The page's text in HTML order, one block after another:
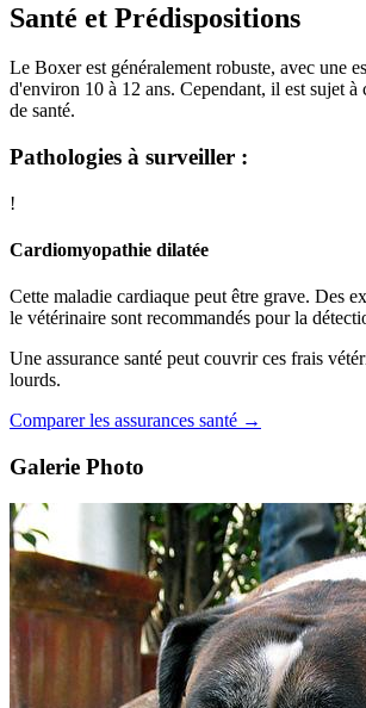
Santé et Prédispositions
Le Boxer est généralement robuste, avec une
d'environ 10 à 12 ans. Cependant, il est sujet à
de santé.
Pathologies à surveiller :
!
Cardiomyopathie dilatée
Cette maladie cardiaque peut être grave. Des
le vétérinaire sont recommandés pour la
Une assurance santé peut couvrir ces frais
lourds.
Comparer les assurances santé →
Galerie Photo